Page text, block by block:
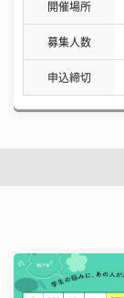
開催場所
募集人数
申込締切